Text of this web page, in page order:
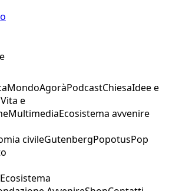
MondoAgoràPodcastChiesaIdee e
Vita e
MultimediaEcosistema avvenire
civileGutenbergPopotusPop
Ecosistema